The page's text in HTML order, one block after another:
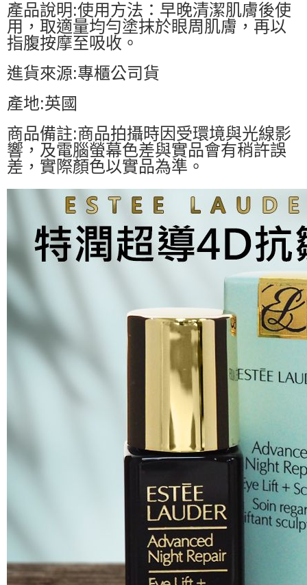
產品說明:使用方法：早晚清潔肌膚後使
用，取適量均勻塗抹於眼周肌膚，再以
指腹按摩至吸收。
進貨來源:專櫃公司貨
產地:英國
商品備註:商品拍攝時因受環境與光線影
響，及電腦螢幕色差與實品會有稍許誤
差，實際顏色以實品為準。